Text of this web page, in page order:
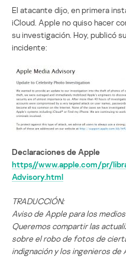
El atacante dijo, en primera
iCloud. Apple no quiso hacer
su investigación. Hoy, publicó
incidente:
Declaraciones de Apple
https//www.apple.com/pr/
Advisory.html
TRADUCCIÓN:
Aviso de Apple para los
Queremos compartir las
sobre el robo de fotos de
indignación y los ingenieros